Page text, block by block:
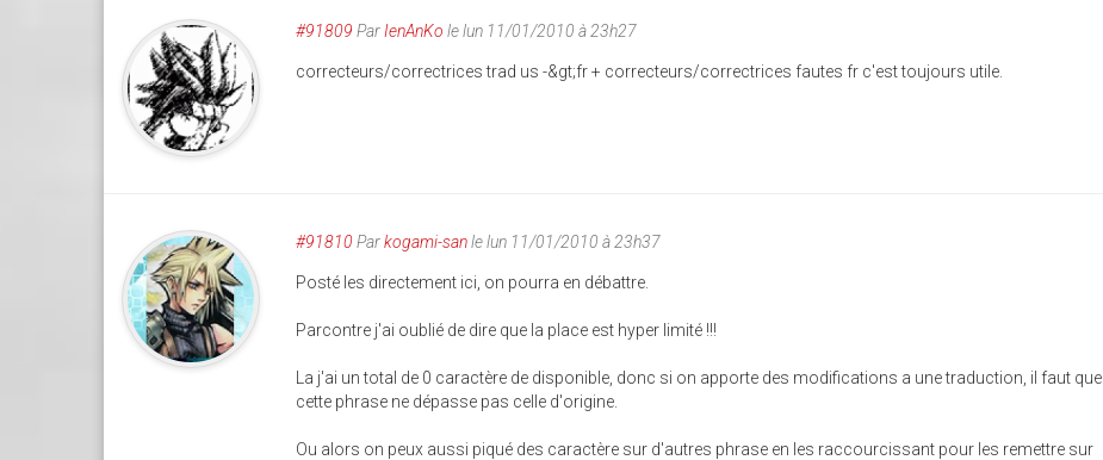
#91809 Par IenAnKo le lun 11/01/2010 à 23h27
correcteurs/correctrices trad us -&gt;fr + correcteurs/correctrices fautes fr c'est toujours utile.
#91810 Parkogami-sanle lun 11/01/2010 à 23h37
Posté les directement ici, on pourra en débattre.
Parcontre j'ai oublié de dire que la place est hyper limité !!!
La j'ai un total de 0 caractère de disponible, donc si on apporte des modifications a une traduction, il faut que
cette phrase ne dépasse pas celle d'origine.
Ou alors on peux aussi piqué des caractère sur d'autres phrase en les raccourcissant pour les remettre sur